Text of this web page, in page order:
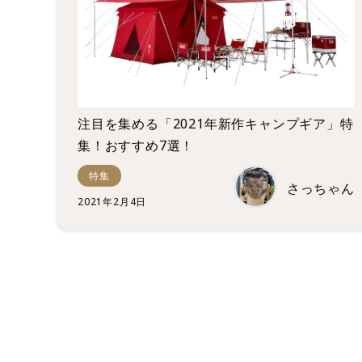
注目を集める「2021年新作キャンプギア」特
集！おすすめ7選！
特集
2021年2月4日
さっちゃん